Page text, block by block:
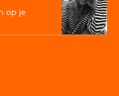
op je